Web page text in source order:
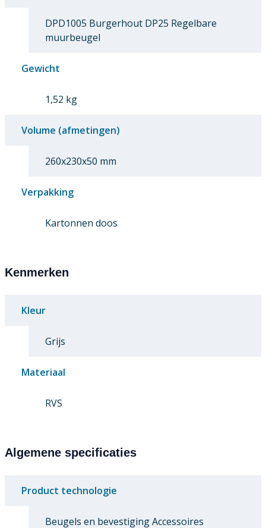
DPD1005 Burgerhout DP25 Regelbare
muurbeugel
Gewicht
1,52 kg
Volume (afmetingen)
260x230x50 mm
Verpakking
Kartonnen doos
Kenmerken
Kleur
Grijs
Materiaal
RVS
Algemene specificaties
Product technologie
Beugels en bevestiging Accessoires